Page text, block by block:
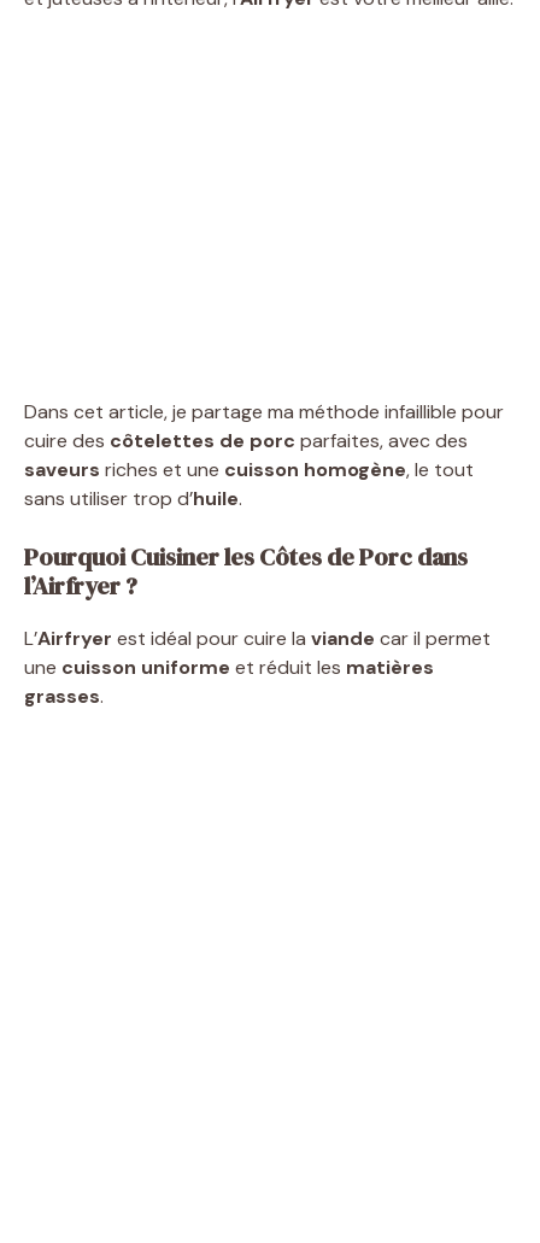
Dans cet article, je partage ma méthode infaillible pour
cuire des côtelettes de porc parfaites, avec des
saveurs riches et une cuisson homogène, le tout
sans utiliser trop d’huile.
Pourquoi Cuisiner les Côtes de Porc dans
l’Airfryer ?
L’Airfryer est idéal pour cuire la viande car il permet
une cuisson uniforme et réduit les matières
grasses.